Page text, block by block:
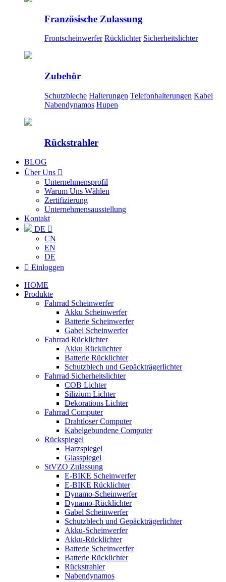
Französische Zulassung
Frontscheinwerfer Rücklichter Sicherheitslichter
Zubehör
Schutzbleche Halterungen Telefonhalterungen Kabel
Nabendynamos Hupen
Rückstrahler
BLOG
Über Uns 
Unternehmensprofil
Warum Uns Wählen
Zertifizierung
Unternehmensausstellung
Kontakt
DE 
CN
EN
DE
 Einloggen
HOME
Produkte
Fahrrad Scheinwerfer
Akku Scheinwerfer
Batterie Scheinwerfer
Gabel Scheinwerfer
Fahrrad Rücklichter
Akku Rücklichter
Batterie Rücklichter
Schutzblech und Gepäckträgerlichter
Fahrrad Sicherheitslichter
COB Lichter
Silizium Lichter
Dekorations Lichter
Fahrrad Computer
Drahtloser Computer
Kabelgebundene Computer
Rückspiegel
Harzspiegel
Glasspiegel
StVZO Zulassung
E-BIKE Scheinwerfer
E-BIKE Rücklichter
Dynamo-Scheinwerfer
Dynamo-Rücklichter
Gabel Scheinwerfer
Schutzblech und Gepäckträgerlichter
Akku-Scheinwerfer
Akku-Rücklichter
Batterie Scheinwerfer
Batterie Rücklichter
Rückstrahler
Nabendynamos